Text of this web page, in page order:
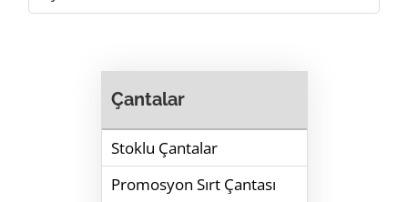
Çantalar
Stoklu Çantalar
Promosyon Sırt Çantası